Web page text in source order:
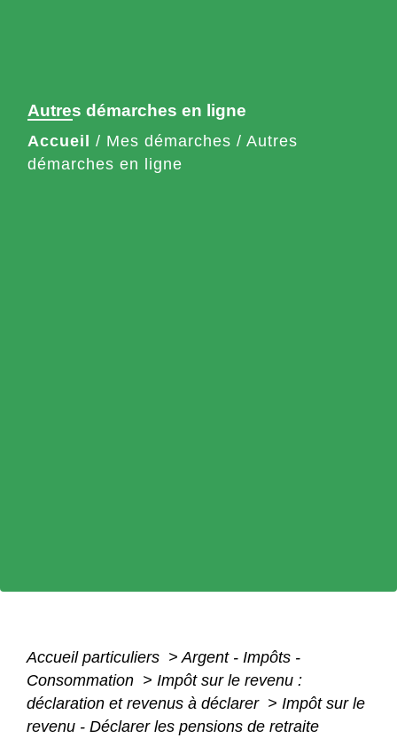
Autres démarches en ligne
Accueil / Mes démarches / Autres
démarches en ligne
Accueil particuliers > Argent - Impôts -
Consommation > Impôt sur le revenu :
déclaration et revenus à déclarer > Impôt sur le
revenu - Déclarer les pensions de retraite